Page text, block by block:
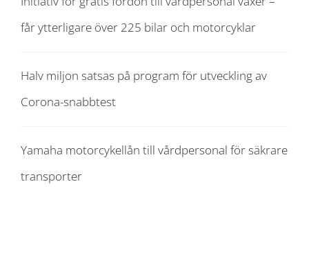
får ytterligare över 225 bilar och motorcyklar
Halv miljon satsas på program för utveckling av
Corona-snabbtest
Yamaha motorcykellån till vårdpersonal för säkrare
transporter